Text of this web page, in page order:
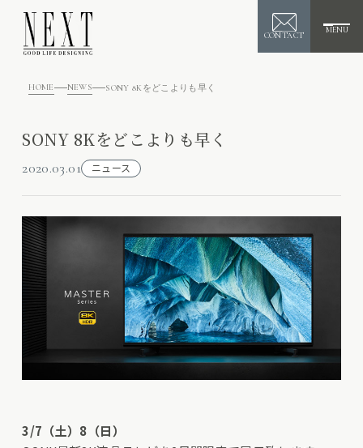
CONTACT
MENU
HOME NEWS SONY 8Kをどこよりも早く
SONY 8Kをどこよりも早く
2020.03.01 ニュース
3/7（土）8（日）